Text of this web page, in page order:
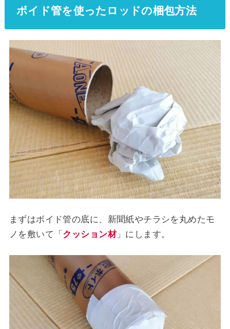
ボイド管を使ったロッドの梱包方法
まずはボイド管の底に、新聞紙やチラシを丸めたモ
ノを敷いて「 クッション材」にします。